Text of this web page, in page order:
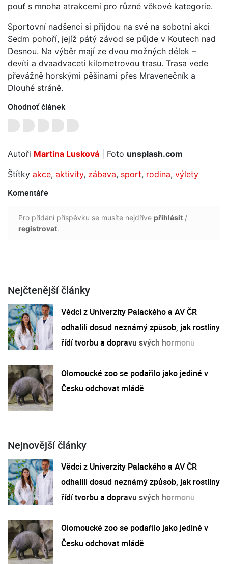
pouť s mnoha atrakcemi pro různé věkové kategorie.
Sportovní nadšenci si přijdou na své na sobotní akci
Sedm pohoří, jejíž pátý závod se půjde v Koutech nad
Desnou. Na výběr mají ze dvou možných délek –
devíti a dvaadvaceti kilometrovou trasu. Trasa vede
převážně horskými pěšinami přes Mravenečník a
Dlouhé stráně.
Ohodnoť článek
Autoři Martina Lusková | Foto unsplash.com
Štítky akce, aktivity, zábava, sport, rodina, výlety
Komentáře
Pro přidání příspěvku se musíte nejdříve přihlásit /
registrovat.
Nejčtenější články
Vědci z Univerzity Palackého a AV ČR
odhalili dosud neznámý způsob, jak rostliny
řídí tvorbu a dopravu svých hormonů
Olomoucké zoo se podařilo jako jediné v
Česku odchovat mládě
Nejnovější články
Vědci z Univerzity Palackého a AV ČR
odhalili dosud neznámý způsob, jak rostliny
řídí tvorbu a dopravu svých hormonů
Olomoucké zoo se podařilo jako jediné v
Česku odchovat mládě